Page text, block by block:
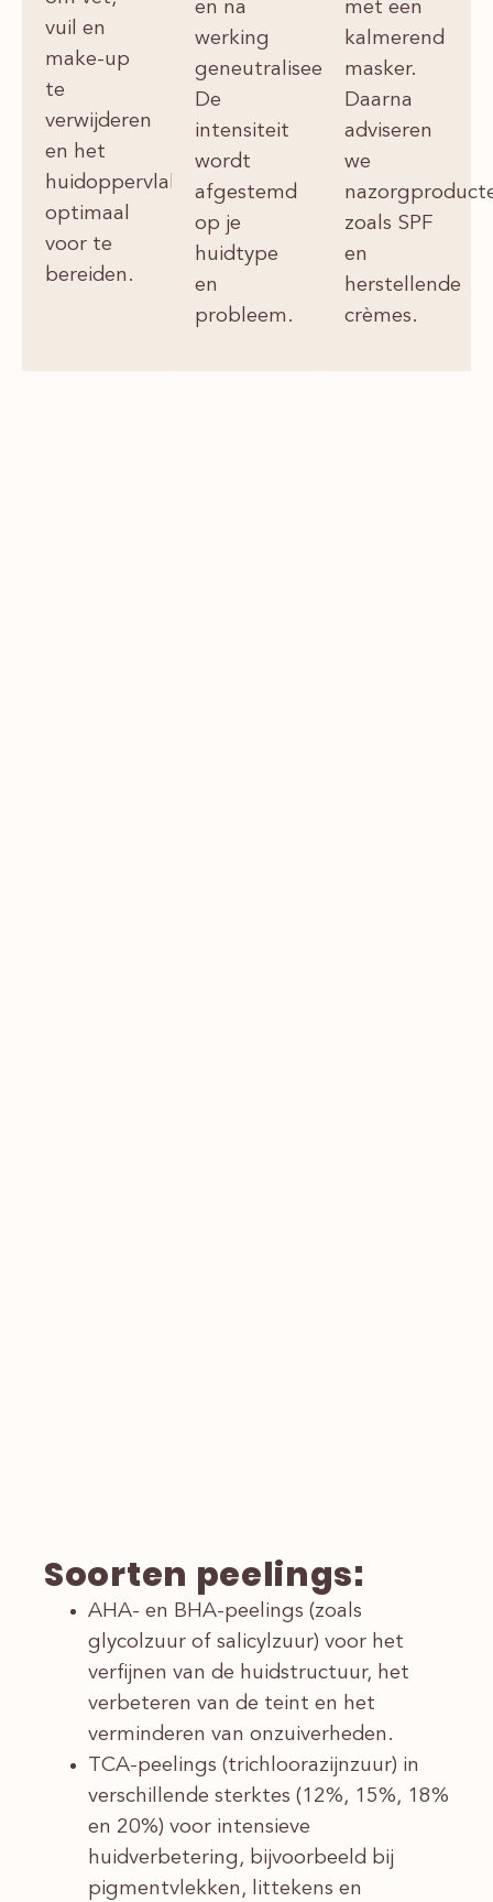
vuil en
make-up
te
verwijderen
en het
huidoppervlak
optimaal
voor te
bereiden.
en na
werking
geneutraliseerd.
De
intensiteit
wordt
afgestemd
op je
huidtype
en
probleem.
met een
kalmerend
masker.
Daarna
adviseren
we
zoals SPF
en
herstellende
crèmes.
Soorten peelings:
AHA- en BHA-peelings (zoals
glycolzuur of salicylzuur) voor het
verfijnen van de huidstructuur, het
verbeteren van de teint en het
verminderen van onzuiverheden.
TCA-peelings (trichloorazijnzuur) in
verschillende sterktes (12%, 15%, 18%
en 20%) voor intensieve
huidverbetering, bijvoorbeeld bij
pigmentvlekken, littekens en